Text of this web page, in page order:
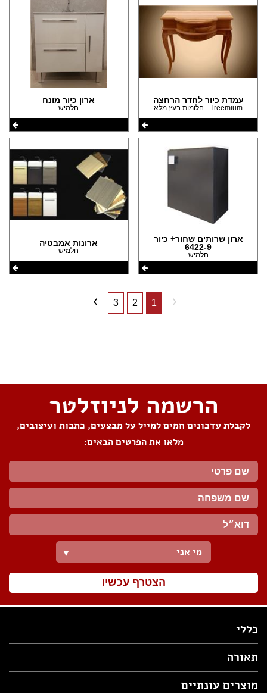
עמדת כיור לחדר הרחצה
Treemium - חלומות בעץ מלא
ארון כיור מונח
חלמיש
ארון שרותים שחור+ כיור
6422-9
חלמיש
ארונות אמבטיה
חלמיש
1
2
3
הרשמה לניוזלטר
לקבלת עדכונים חמים למייל על מבצעים, כתבות ועיצובים,
מלאו את הפרטים הבאים:
מי אני ▼
הצטרף עכשיו
כללי
תאורה
מוצרים עונתיים